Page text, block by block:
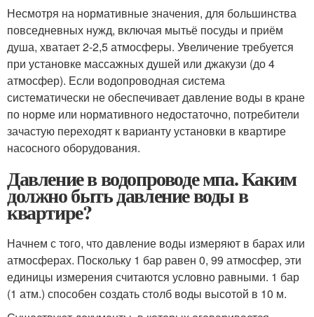
Несмотря на нормативные значения, для большинства
повседневных нужд, включая мытьё посуды и приём
душа, хватает 2-2,5 атмосферы. Увеличение требуется
при установке массажных душей или джакузи (до 4
атмосфер). Если водопроводная система
систематически не обеспечивает давление воды в кране
по норме или нормативного недостаточно, потребители
зачастую переходят к варианту установки в квартире
насосного оборудования.
Давление в водопроводе мпа. Каким
должно быть давление воды в
квартире?
Начнем с того, что давление воды измеряют в барах или
атмосферах. Поскольку 1 бар равен 0, 99 атмосфер, эти
единицы измерения считаются условно равными. 1 бар
(1 атм.) способен создать столб воды высотой в 10 м.